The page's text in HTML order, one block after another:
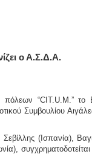
ο Α.Σ.Δ.Α.
“CIT.U.M.”
Συμβουλίου
Σεβίλλης (Ισπανία),